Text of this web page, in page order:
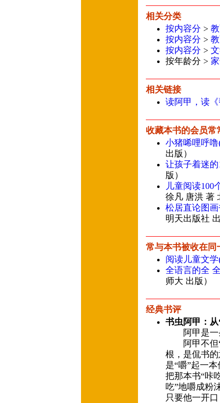
相关分类
按内容分 >
按内容分 >
按内容分 >
按年龄分 >
相关链接
读阿甲，读
收藏本书的会员常
小猪唏哩呼
出版）
让孩子着迷的
版）
儿童阅读100
徐凡 唐洪 著
松居直论图
明天出版社
常与本书被收在同
阅读儿童文
全语言的全
师大 出版）
经典书评
书虫阿甲：
阿甲是一
阿甲不但“
根，是侃书
是“嚼”起一
把那本书“咔
吃”地嚼成粉
只要他一开